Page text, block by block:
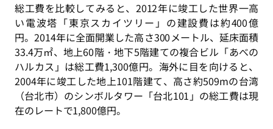
総工費を比較してみると、2012年に竣工した世界一高
い電波塔「東京スカイツリー」の建設費は約400億
円。 2014年に全面開業した高さ300メートル、延床面積
33.4万㎡、地上60階・地下5階建ての複合ビル「あべの
ハルカス」は総工費1,300億円。海外に目を向けると、
2004年に竣工した地上101階建て、高さ約509mの台湾
（台北市）のシンボルタワー「台北101」の総工費は現
在のレートで1,800億円。